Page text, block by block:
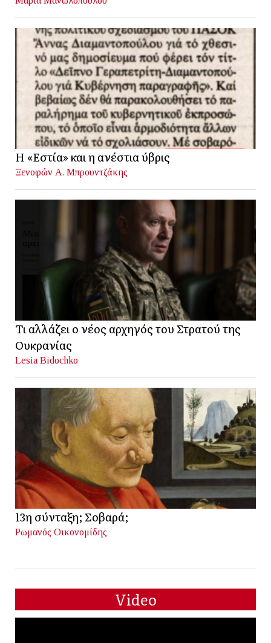
Η «Εστία» και η ανέστια ύβρις
Ξενοφών Α. Μπρουντζάκης
Τι αλλάζει ο νέος αρχηγός του Στρατού της
Ουκρανίας
Lesia Bidochko
13η σύνταξη; Σοβαρά;
Ρωμανός Οικονομίδης
Video